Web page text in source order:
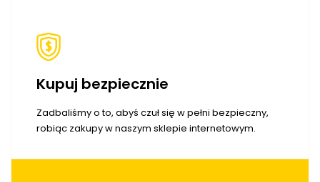
Kupuj bezpiecznie
Zadbaliśmy o to, abyś czuł się w pełni bezpieczny,
robiąc zakupy w naszym sklepie internetowym.